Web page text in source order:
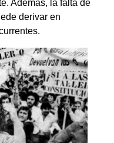
Además, la falta de
derivar en